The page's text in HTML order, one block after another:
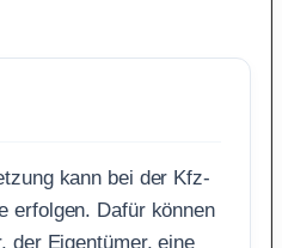
kann bei der Kfz-
erfolgen. Dafür können
der Eigentümer, eine